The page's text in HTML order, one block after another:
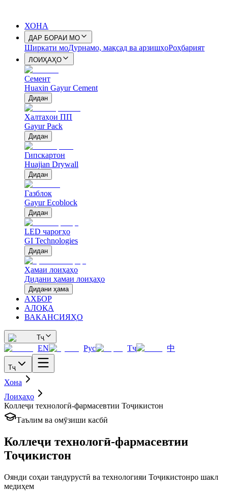
ХОНА
ДАР БОРАИ МО
Ширкати моДурнамо, мақсад ва арзишҳоРоҳбарият
ЛОИҲАҲО
Семент
Huaxin Gayur Cement
Дидан
Халтаҳои ПП
Gayur Pack
Дидан
Гипскартон
Huajian Drywall
Дидан
Газблок
Gayur Ecoblock
Дидан
LED чароғҳо
GI Technologies
Дидан
Ҳамаи лоиҳаҳо
Дидани ҳамаи лоиҳаҳо
Дидани ҳама
АХБОР
АЛОҚА
ВАКАНСИЯҲО
Тҷ
EN Рус Тҷ 中
Тҷ
Хона
Лоиҳаҳо
Коллеҷи технологӣ-фармасевтии Тоҷикистон
Таълим ва омӯзиши касбӣ
Коллеҷи технологӣ-фармасевтии
Тоҷикистон
Оянди соҳаи тандурустӣ ва технологияи Тоҷикистонро шакл
медиҳем